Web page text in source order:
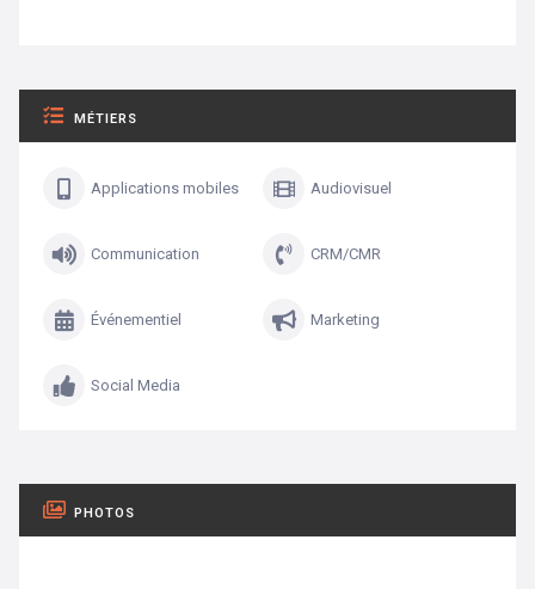
MÉTIERS
Applications mobiles Audiovisuel
Communication CRM/CMR
Événementiel Marketing
Social Media
PHOTOS